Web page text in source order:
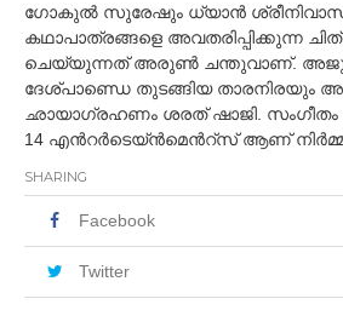
ഗോകുല്‍ സുരേഷും ധ്യാന്‍
കഥാപാത്രങ്ങളെ അവതരിപ്പിക്കുന്ന
ചെയ്യുന്നത് അരുണ്‍ ചന്തുവാണ്. അജു
ദേശ്പാണ്ഡെ തുടങ്ങിയ താരനിരയും
ഛായാഗ്രഹണം ശരത് ഷാജി. സംഗീതം
14 എന്‍റര്‍ടെയ്ന്‍മെന്‍റ്സ് ആണ്
SHARING
Facebook
Twitter